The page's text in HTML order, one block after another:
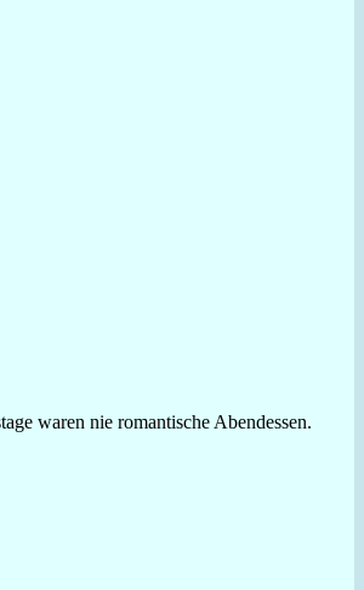
waren nie romantische Abendessen.